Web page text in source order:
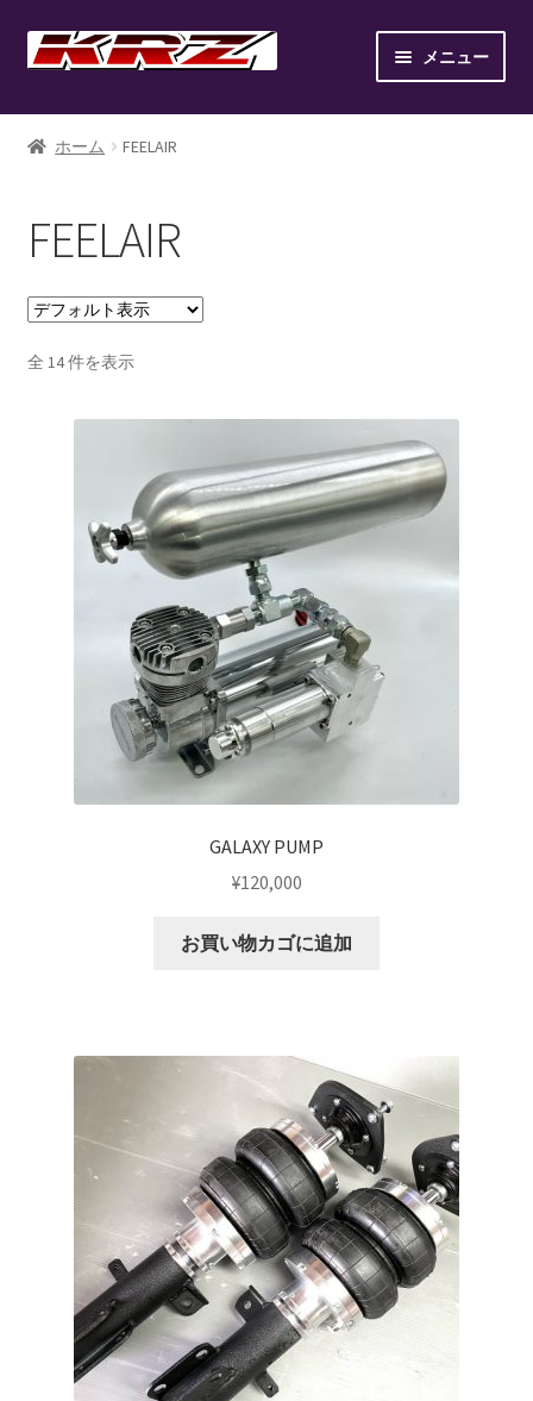
ナ
ビ
ー
ン
へ
キ
プ
コ
ン
ン
ス
キ
プ
メニュー
ホーム
AIR SUSPENSION SETUP GALLERY
BILLET WHEEL
BRAKE PAD
CANOVER LIST
CANOVER BILLET STRUT “MADE IN JAPAN”
CANOVER GT-STRUT
CANOVER PROMATIC “MADE IN JAPAN”
CANOVER RIDE-STRUT AIR SUSPENSION
CLASSIC FORGED one-off billet wheel for LOWROD
COIL-OVER+XX TWIN TANK SYSTEM
GROUNDDESIGNS
HOLIX FORGED USA by classicforged
INTRO WHEELS
KRZ-international.co.ltd
KRZ-power billet brake
KRZX FORGED WHEELS
ホーム FEELAIR
FEELAIR
全 14 件を表示
GALAXY PUMP
¥120,000
お買い物カゴに追加